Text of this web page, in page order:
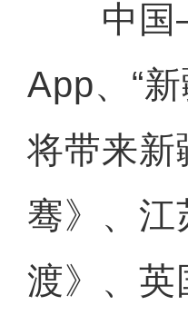
中国—
App、“
将带来新
骞》、江
渡》、英